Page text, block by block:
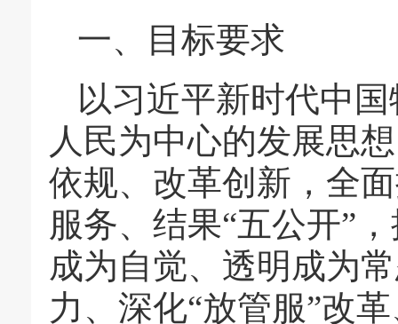
一、目标要求
以习近平新时代中
人民为中心的发展思
依规、改革创新，全
服务、结果“五公开”
成为自觉、透明成为
力、深化“放管服”改